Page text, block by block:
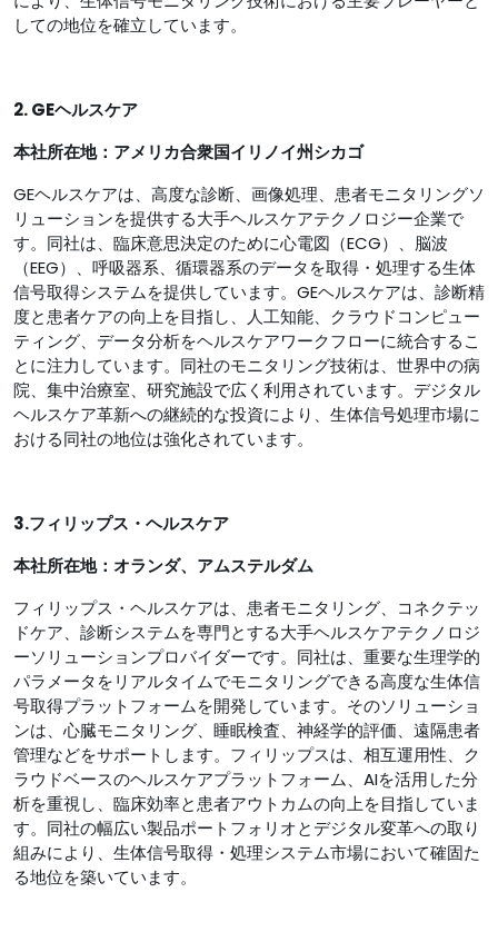
しての地位を確立しています。
2. GEヘルスケア
本社所在地：アメリカ合衆国イリノイ州シカゴ
GEヘルスケアは、高度な診断、画像処理、患者モニタリングソ
リューションを提供する大手ヘルスケアテクノロジー企業で
す。同社は、臨床意思決定のために心電図（ECG）、脳波
（EEG）、呼吸器系、循環器系のデータを取得・処理する生体
信号取得システムを提供しています。GEヘルスケアは、診断精
度と患者ケアの向上を目指し、人工知能、クラウドコンピュー
ティング、データ分析をヘルスケアワークフローに統合するこ
とに注力しています。同社のモニタリング技術は、世界中の病
院、集中治療室、研究施設で広く利用されています。デジタル
ヘルスケア革新への継続的な投資により、生体信号処理市場に
おける同社の地位は強化されています。
3.フィリップス・ヘルスケア
本社所在地：オランダ、アムステルダム
フィリップス・ヘルスケアは、患者モニタリング、コネクテッ
ドケア、診断システムを専門とする大手ヘルスケアテクノロジ
ーソリューションプロバイダーです。同社は、重要な生理学的
パラメータをリアルタイムでモニタリングできる高度な生体信
号取得プラットフォームを開発しています。そのソリューショ
ンは、心臓モニタリング、睡眠検査、神経学的評価、遠隔患者
管理などをサポートします。フィリップスは、相互運用性、ク
ラウドベースのヘルスケアプラットフォーム、AIを活用した分
析を重視し、臨床効率と患者アウトカムの向上を目指していま
す。同社の幅広い製品ポートフォリオとデジタル変革への取り
組みにより、生体信号取得・処理システム市場において確固た
る地位を築いています。